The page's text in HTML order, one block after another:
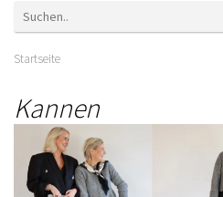
Startseite
Kannen